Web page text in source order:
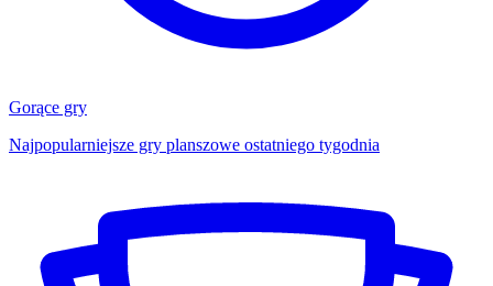
Gorące gry
Najpopularniejsze gry planszowe ostatniego tygodnia